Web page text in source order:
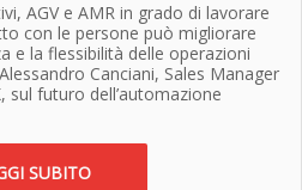
AGV e AMR in grado di lavorare
con le persone può migliorare
e la flessibilità delle operazioni
Canciani, Sales Manager
sul futuro dell’automazione
SUBITO